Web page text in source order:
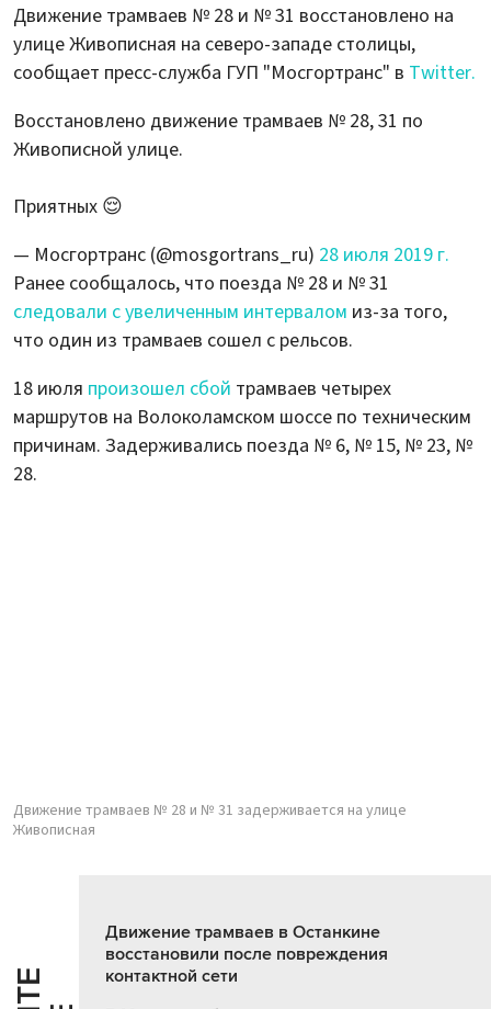
Движение трамваев № 28 и № 31 восстановлено на
улице Живописная на северо-западе столицы,
сообщает пресс-служба ГУП "Мосгортранс" в Twitter.
Восстановлено движение трамваев № 28, 31 по
Живописной улице.
Приятных 😌
— Мосгортранс (@mosgortrans_ru) 28 июля 2019 г.
Ранее сообщалось, что поезда № 28 и № 31
следовали с увеличенным интервалом из-за того,
что один из трамваев сошел с рельсов.
18 июля произошел сбой трамваев четырех
маршрутов на Волоколамском шоссе по техническим
причинам. Задерживались поезда № 6, № 15, № 23, №
28.
Движение трамваев № 28 и № 31 задерживается на улице
Живописная
Движение трамваев в Останкине
восстановили после повреждения
контактной сети